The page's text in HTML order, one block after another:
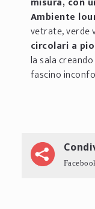
Ambiente
vetrate, verde
circolari a
la sala
fascino